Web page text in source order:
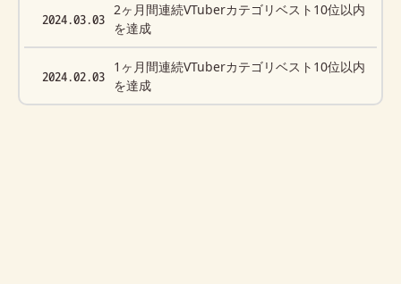
2024.03.03
2ヶ月間連続VTuberカテゴリベスト10位以内
を達成
2024.02.03
1ヶ月間連続VTuberカテゴリベスト10位以内
を達成